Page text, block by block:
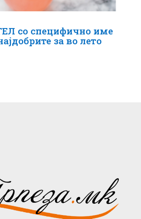
со специфично име
за во лето